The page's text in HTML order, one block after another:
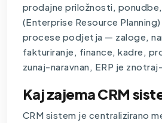
prodajne priložnosti,
(Enterprise Resource
procese podjetja — zaloge,
fakturiranje, finance, kadre,
zunaj-naravnan, ERP je
Kaj zajema CRM
CRM sistem je centralizirano